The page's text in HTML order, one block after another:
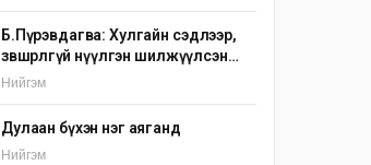
Б.Пүрэвдагва: Хулгайн сэдлээр,
зөвшөөрөлгүй нүүлгэн шилжүүлсэн
С.Зоригийн хөшөөг өнөөдрийн дотор
Нийгэм
Дулаан бүхэн нэг аяганд
Нийгэм